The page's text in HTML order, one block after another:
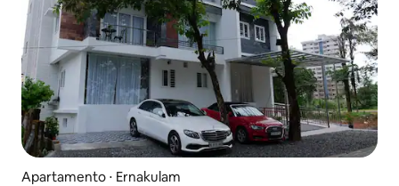
Apartamento ⋅ Ernakulam